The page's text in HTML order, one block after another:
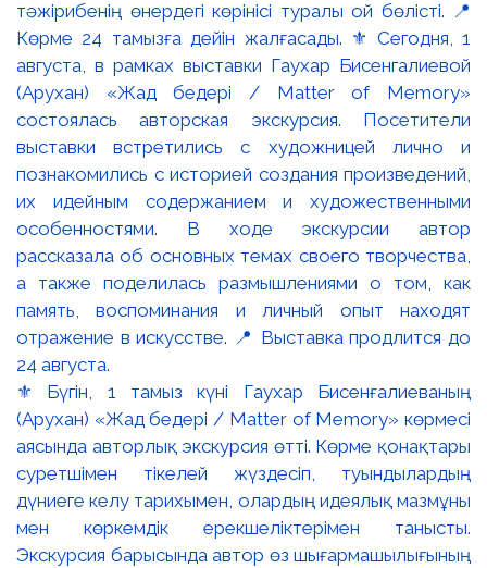
⚜️ Бүгін, 1 тамыз күні Гаухар Бисенғалиеваның
(Арухан) «Жад бедері / Matter of Memory» көрмесі
аясында авторлық экскурсия өтті. Көрме қонақтары
суретшімен тікелей жүздесіп, туындылардың
дүниеге келу тарихымен, олардың идеялық мазмұны
мен көркемдік ерекшеліктерімен танысты.
Экскурсия барысында автор өз шығармашылығының